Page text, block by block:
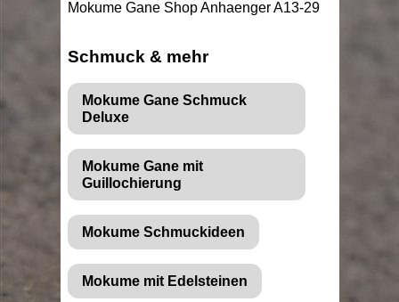
Mokume Gane Shop Anhaenger A13-29
Schmuck & mehr
Mokume Gane Schmuck
Deluxe
Mokume Gane mit
Guillochierung
Mokume Schmuckideen
Mokume mit Edelsteinen